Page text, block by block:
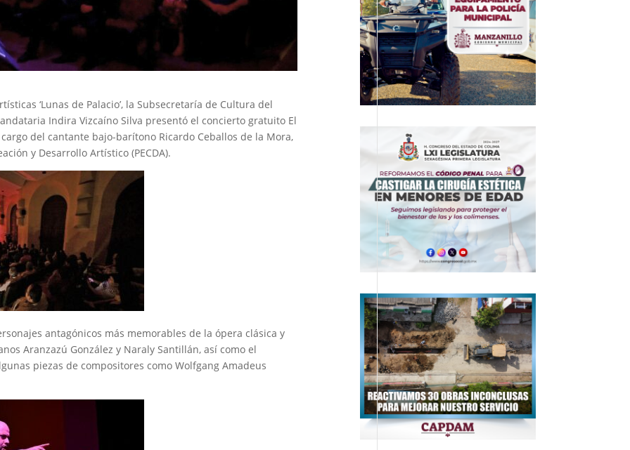
‘Lunas de Palacio’, la Subsecretaría de Cultura del
Indira Vizcaíno Silva presentó el concierto gratuito El
del cantante bajo-barítono Ricardo Ceballos de la Mora,
y Desarrollo Artístico (PECDA).
antagónicos más memorables de la ópera clásica y
Aranzazú González y Naraly Santillán, así como el
piezas de compositores como Wolfgang Amadeus